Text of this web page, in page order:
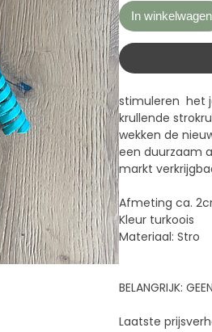
In winkelwagen
stimuleren het
krullende
wekken de
een duurzaam
markt
Afmeting ca.
Kleur turkoois
Materiaal: Stro
BELANGRIJK:
Laatste